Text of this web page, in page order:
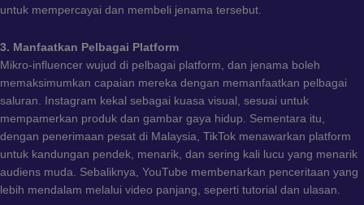
untuk mempercayai dan membeli jenama tersebut.
3. Manfaatkan Pelbagai Platform
Mikro-influencer wujud di pelbagai platform, dan jenama boleh
memaksimumkan capaian mereka dengan memanfaatkan pelbagai
saluran. Instagram kekal sebagai kuasa visual, sesuai untuk
mempamerkan produk dan gambar gaya hidup. Sementara itu,
dengan penerimaan pesat di Malaysia, TikTok menawarkan platform
untuk kandungan pendek, menarik, dan sering kali lucu yang menarik
audiens muda. Sebaliknya, YouTube membenarkan penceritaan yang
lebih mendalam melalui video panjang, seperti tutorial dan ulasan.